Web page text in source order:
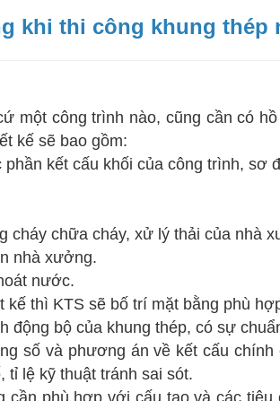
khi thi công khung thép
công trình nào, cũng cần có
kế sẽ bao gồm:
kết cấu khối của công trình, sơ
cháy chữa cháy, xử lý thải của nhà
nhà xưởng.
nước.
thì KTS sẽ bố trí mặt bằng phù
động bộ của khung thép, có sự
số và phương án về kết cấu
tỉ lệ kỹ thuật tránh sai sót.
phù hợp với cấu tạo và các tiêu